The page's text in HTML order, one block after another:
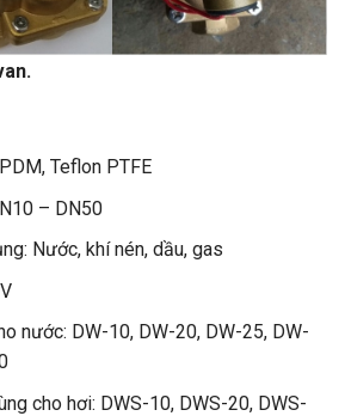
Teflon PTFE
– DN50
Nước, khí nén, dầu, gas
nước: DW-10, DW-20, DW-25, DW-
cho hơi: DWS-10, DWS-20, DWS-